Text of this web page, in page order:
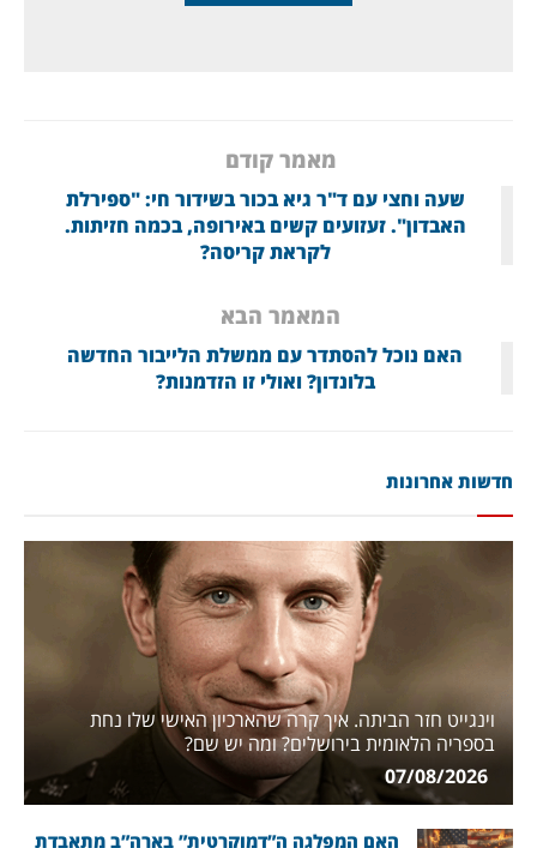
מאמר קודם
שעה וחצי עם ד"ר גיא בכור בשידור חי: "ספירלת
האבדון". זעזועים קשים באירופה, בכמה חזיתות.
לקראת קריסה?
המאמר הבא
האם נוכל להסתדר עם ממשלת הלייבור החדשה
בלונדון? ואולי זו הזדמנות?
חדשות אחרונות
וינגייט חזר הביתה. איך קרה שהארכיון האישי שלו נחת
בספריה הלאומית בירושלים? ומה יש שם?
האם המפלגה ה”דמוקרטית” בארה”ב מתאבדת